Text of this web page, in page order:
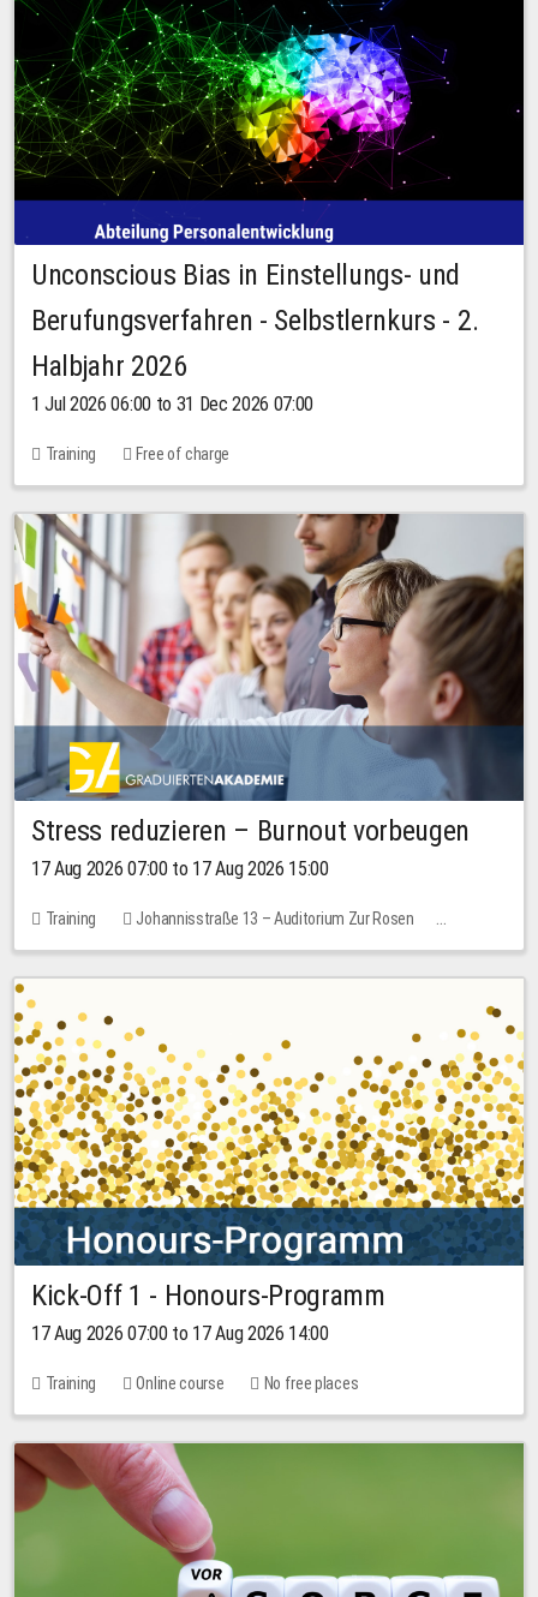
Unconscious Bias in Einstellungs- und
Berufungsverfahren - Selbstlernkurs - 2.
Halbjahr 2026
1 Jul 2026 06:00 to 31 Dec 2026 07:00
Training Free of charge
Stress reduzieren – Burnout vorbeugen
17 Aug 2026 07:00 to 17 Aug 2026 15:00
Training
Johannisstraße 13 – Auditorium Zur Rosen
1 place
10.00 EUR
Kick-Off 1 - Honours-Programm
17 Aug 2026 07:00 to 17 Aug 2026 14:00
Training Online course No free places